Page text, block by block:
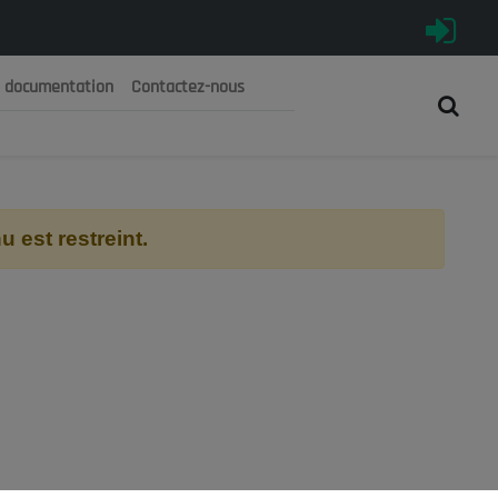
الجزائرية الديمقراطية الشعبية
documentation Contactez-nous
est restreint.